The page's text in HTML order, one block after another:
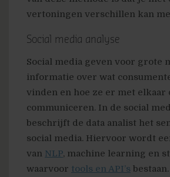
vertoningen verschillen kan
Social media analyse
Social media geven voor grote
informatie over wat
vinden en hoe ze er met elkaar
communiceren. In de social
beschrijft de data analist het
social media. Hiervoor wordt
van NLP, machine learning en
waarvoor tools en API’s